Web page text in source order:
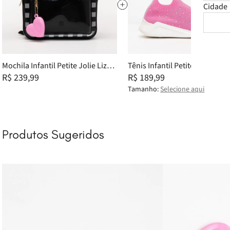
Cidade
Mochila Infantil Petite Jolie Lizzy
In Preto PJ11348IN
R$ 239,99
Tênis Infantil Petite Jolie
Bubble Pink PJ7694IN 29
R$ 189,99
Tamanho: Selecione aqui
Produtos Sugeridos